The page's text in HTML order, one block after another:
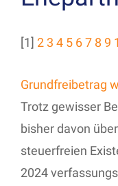
[1] 2 3 4 5 67 8 9
Grundfreibetrag
Trotz gewisser
bisher davon
steuerfreien
2024